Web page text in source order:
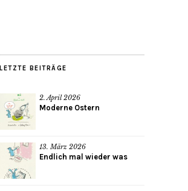
LETZTE BEITRÄGE
2. April 2026
Moderne Ostern
13. März 2026
Endlich mal wieder was